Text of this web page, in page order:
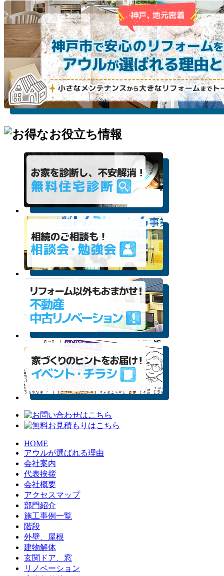
HOME
アウルが選ばれる理由
会社案内
代表挨拶
会社概要
アクセスマップ
部門紹介
施工事例一覧
階段
外壁、屋根
建物解体
玄関ドア、窓
リノベーション